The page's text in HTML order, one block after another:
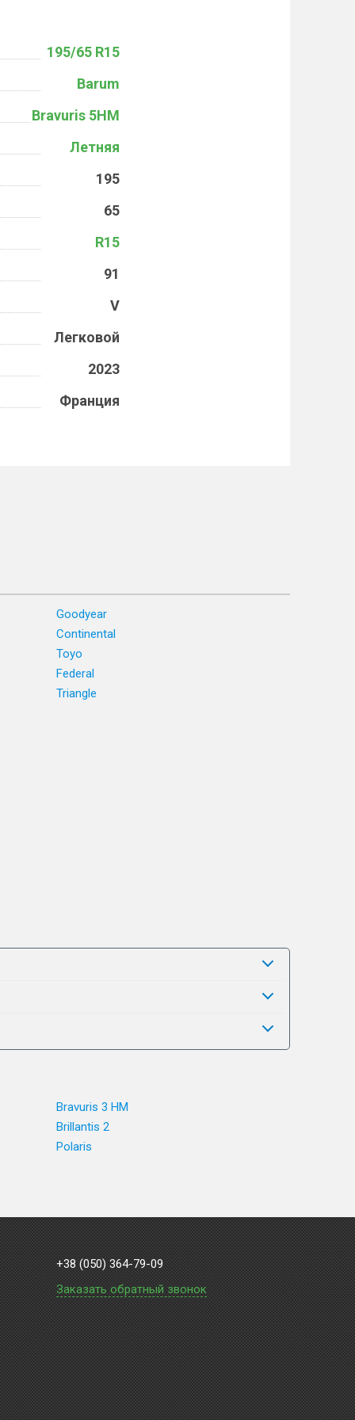
195/65 R15
Barum
Bravuris 5HM
Летняя
195
65
R15
91
V
Легковой
2023
Франция
Goodyear
Continental
Toyo
Federal
Triangle
Bravuris 3 HM
Brillantis 2
Polaris
+38 (050) 364-79-09
Заказать обратный звонок